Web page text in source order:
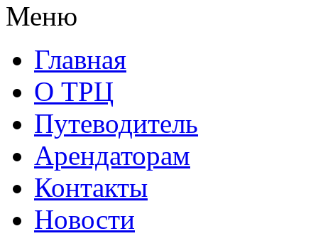
Меню
Главная
О ТРЦ
Путеводитель
Арендаторам
Контакты
Новости